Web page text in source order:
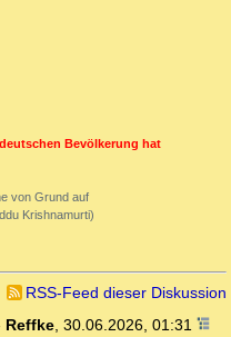
Bevölkerung hat
von Grund auf
Krishnamurti)
RSS-Feed dieser Diskussion
Reffke, 30.06.2026, 01:31